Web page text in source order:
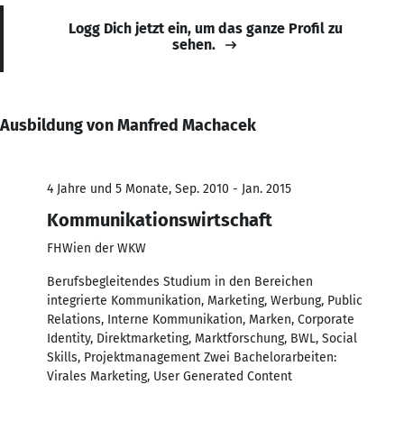
Logg Dich jetzt ein, um das ganze Profil zu
sehen.
Ausbildung von Manfred Machacek
4 Jahre und 5 Monate, Sep. 2010 - Jan. 2015
Kommunikationswirtschaft
FHWien der WKW
Berufsbegleitendes Studium in den Bereichen
integrierte Kommunikation, Marketing, Werbung, Public
Relations, Interne Kommunikation, Marken, Corporate
Identity, Direktmarketing, Marktforschung, BWL, Social
Skills, Projektmanagement Zwei Bachelorarbeiten:
Virales Marketing, User Generated Content